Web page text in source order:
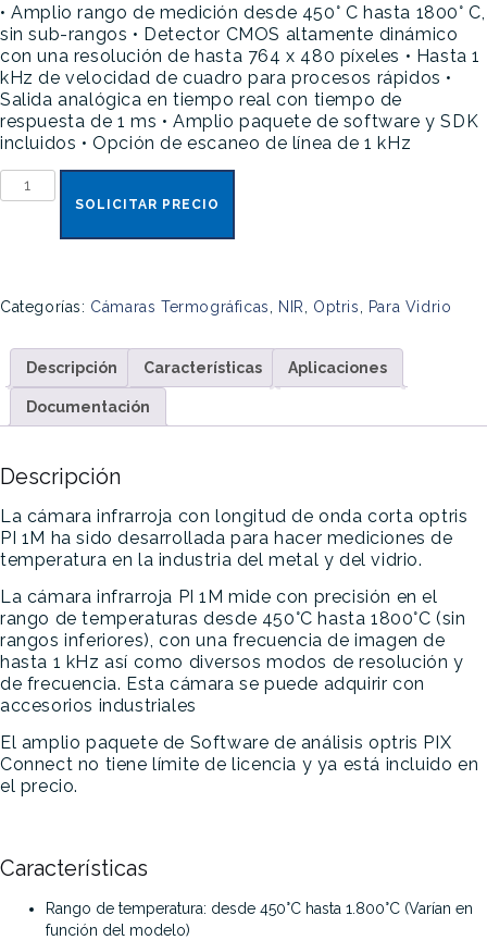
• Amplio rango de medición desde 450° C hasta 1800° C,
sin sub-rangos • Detector CMOS altamente dinámico
con una resolución de hasta 764 x 480 píxeles • Hasta 1
kHz de velocidad de cuadro para procesos rápidos •
Salida analógica en tiempo real con tiempo de
respuesta de 1 ms • Amplio paquete de software y SDK
incluidos • Opción de escaneo de línea de 1 kHz
Optris
PI
SOLICITAR PRECIO
Categorías: Cámaras Termográficas NIR Optris Para Vidrio
Descripción Características Aplicaciones
Documentación
Descripción
La cámara infrarroja con longitud de onda corta optris
PI 1M ha sido desarrollada para hacer mediciones de
temperatura en la industria del metal y del vidrio.
La cámara infrarroja PI 1M mide con precisión en el
rango de temperaturas desde 450°C hasta 1800°C (sin
rangos inferiores), con una frecuencia de imagen de
hasta 1 kHz así como diversos modos de resolución y
de frecuencia. Esta cámara se puede adquirir con
accesorios industriales
El amplio paquete de Software de análisis optris PIX
Connect no tiene límite de licencia y ya está incluido en
el precio.
Características
Rango de temperatura: desde 450°C hasta 1.800°C (Varían en
función del modelo)